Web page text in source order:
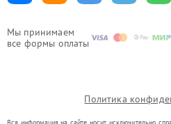
Мы принимаем
все формы оплаты
Политика